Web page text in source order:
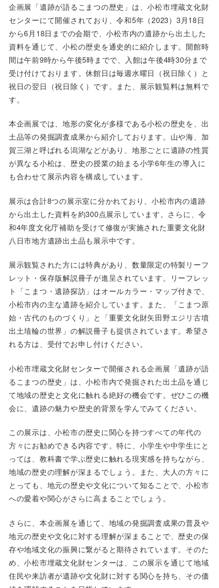
企画展「遺跡が語るこまつの歴史」は、小松市埋蔵文化財
センターにて開催されており、令和5年（2023）3月18日
から6月18日までの会期で、小松市内の遺跡から出土した
資料を通じて、小松の歴史を通史的に紹介します。開館時
間は午前9時から午後5時までで、入館は午後4時30分まで
受け付けております。休館日は毎週水曜日（祝日除く）と
祝日の翌日（祝日除く）です。また、展示観覧料は無料で
す。
本企画展では、地形の変化が多様である小松の歴史を、出
土品等の発掘調査成果から紹介しております。山や海、加
賀三湖と呼ばれる潟湖などがあり、地形ごとに遺跡の性質
が異なる小松は、歴史の授業の始まる小学6年生の導入に
も合わせて展示内容を構成しています。
展示は合計8つの展示室に分かれており、小松市内の遺跡
から出土した資料を約300点展示しています。さらに、令
和4年度文化庁補助を受けて修復が実施された重要文化財
八日市地方遺跡出土品も展示中です。
展示観覧された方には特典があり、数量限定の特製リーフ
レット・保存版解説冊子が進呈されています。リーフレッ
ト「こまつ・遺跡探訪」はオールカラー・マップ付きで、
小松市内の主な遺跡を紹介しています。また、「こまつ原
始・古代のものづくり」と「重要文化財矢田野エジリ古墳
出土埴輪の世界」の解説冊子も提供されています。希望さ
れる方は、受付でお申し付けください。
小松市埋蔵文化財センターで開催される企画展「遺跡が語
るこまつの歴史」は、小松市内で発掘された出土品を通じ
て地域の歴史と文化に触れる絶好の機会です。ぜひこの機
会に、遺跡の魅力や歴史的背景を学んでみてください。
この展示は、小松市の歴史に関心を持つすべての年代の
方々にお勧めできる内容です。特に、小学生や中学生にと
っては、教科書で学ぶ歴史に触れる現実感を持ちながら、
地域の歴史の理解が深まるでしょう。また、大人の方々に
とっても、地元の歴史や文化について知ることで、小松市
への愛着や関心がさらに高まることでしょう。
さらに、本企画展を通じて、地域の発掘調査成果の普及や
地元の歴史や文化に対する理解が深まることで、歴史の保
存や地域文化の振興に繋がると期待されています。そのた
め、小松市埋蔵文化財センターは、この展示を通じて地域
住民や来訪者が遺跡や文化財に対する関心を持ち、その価